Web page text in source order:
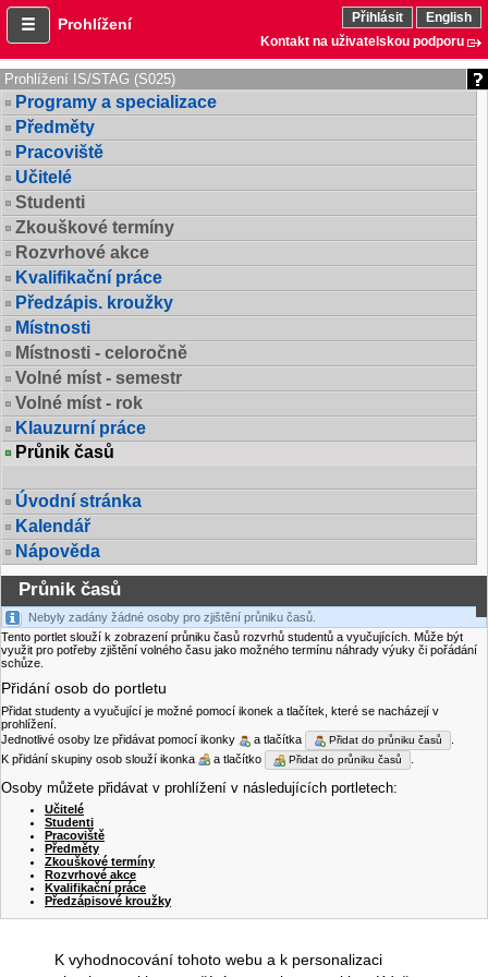
Prohlížení Přihlásit
English
Kontakt na uživatelskou podporu
Prohlížení IS/STAG (S025)
Programy a specializace
Předměty
Pracoviště
Učitelé
Studenti
Zkouškové termíny
Rozvrhové akce
Kvalifikační práce
Předzápis. kroužky
Místnosti
Místnosti - celoročně
Volné míst - semestr
Volné míst - rok
Klauzurní práce
Průnik časů
Úvodní stránka
Kalendář
Nápověda
Průnik časů
Nebyly zadány žádné osoby pro zjištění průniku časů.
Tento portlet slouží k zobrazení průniku časů rozvrhů studentů a vyučujících. Může být
využit pro potřeby zjištění volného času jako možného termínu náhrady výuky či pořádání
schůze.
Přidání osob do portletu
Přidat studenty a vyučující je možné pomocí ikonek a tlačítek, které se nacházejí v
prohlížení.
Jednotlivé osoby lze přidávat pomocí ikonky
a tlačítka Přidat do průniku časů
K přidání skupiny osob slouží ikonka
a tlačítko Přidat do průniku časů
Osoby můžete přidávat v prohlížení v následujících portletech:
Učitelé
Studenti
Pracoviště
Předměty
Zkouškové termíny
Rozvrhové akce
Kvalifikační práce
Předzápisové kroužky
K vyhodnocování tohoto webu a k personalizaci